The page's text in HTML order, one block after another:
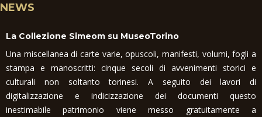
NEWS
La Collezione Simeom su MuseoTorino
Una miscellanea di carte varie, opuscoli, manifesti, volumi, fogli a
stampa e manoscritti: cinque secoli di avvenimenti storici e
culturali non soltanto torinesi. A seguito dei lavori di
digitalizzazione e indicizzazione dei documenti questo
inestimabile patrimonio viene messo gratuitamente a